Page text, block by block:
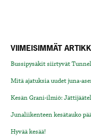
VIIMEISIMMÄT
Bussipysäkit siirtyvät
Mitä ajatuksia uudet juna-
Kesän Grani-ilmiö:
Junaliikenteen kesätauko
Hyvää kesää!